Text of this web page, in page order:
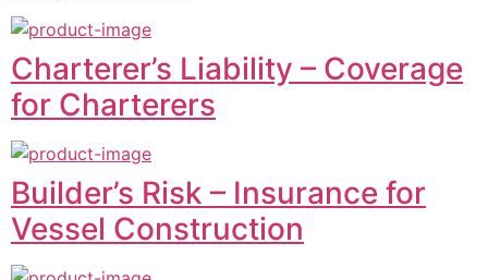
Charterer’s Liability – Coverage
for Charterers
Builder’s Risk – Insurance for
Vessel Construction